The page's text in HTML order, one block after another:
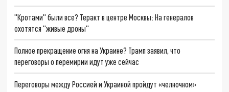
"Кротами" были все? Теракт в центре Москвы: На генералов
охотятся "живые дроны"
Полное прекращение огня на Украине? Трамп заявил, что
переговоры о перемирии идут уже сейчас
Переговоры между Россией и Украиной пройдут «челночном»